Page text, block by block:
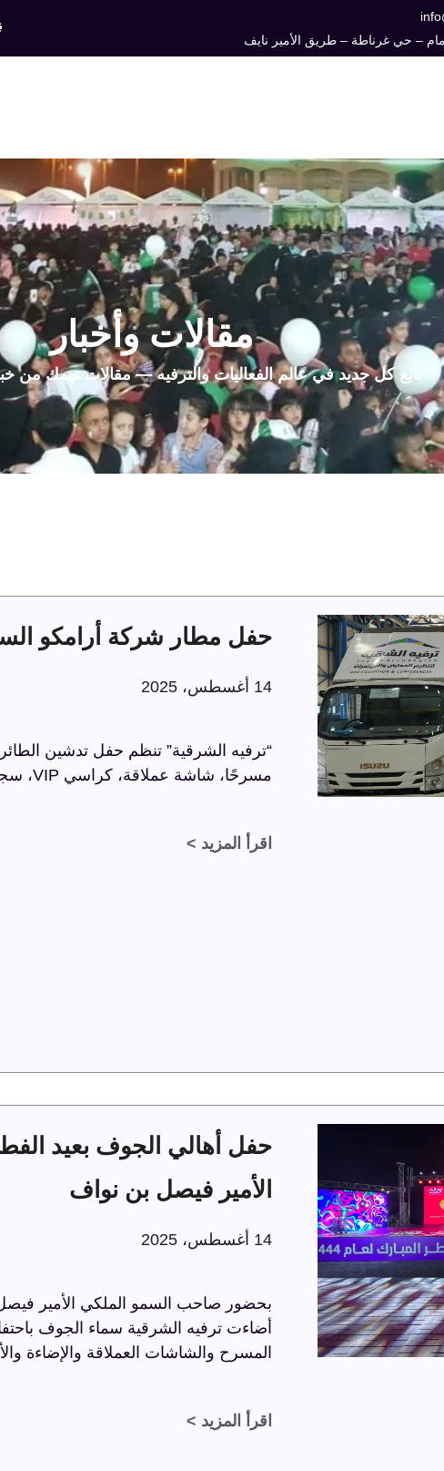
– حي غرناطة – طريق الأمير نايف
مقالات وأخبار
تابع كل جديد في عالم الفعاليات والترفيه — مقالات تهمك من
حفل مطار شركة أرامكو
14 أغسطس، 2025
“ترفيه الشرقية” تنظم حفل تدشين
مسرحًا، شاشة عملاقة، كراسي VIP، سجاد فاخر، وحواجز مذهبة، في أجواء راقية تعكس الاحترافية.
اقرأ المزيد >
الأمير فيصل بن نواف
14 أغسطس، 2025
بحضور صاحب السمو الملكي الأمير
المسرح والشاشات العملاقة والإضاءة
اقرأ المزيد >